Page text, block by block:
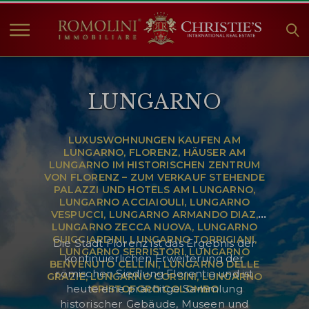
IMMOBILIEN ZUM
ANGEBOTE
UNTERNEHMEN
CHRISTIE'S
KONTAKT
Currency:
$ £
Sprache:
LUNGARNO
LUXUSWOHNUNGEN KAUFEN AM
LUNGARNO, FLORENZ, HÄUSER AM
LUNGARNO IM HISTORISCHEN ZENTRUM
VON FLORENZ – ZUM VERKAUF STEHENDE
PALAZZI UND HOTELS AM LUNGARNO,
LUNGARNO ACCIAIOULI, LUNGARNO
VESPUCCI, LUNGARNO ARMANDO DIAZ,
LUNGARNO ZECCA NUOVA, LUNGARNO
GUICCIARDINI, LUNGARNO TORRIGIANI,
LUNGARNO SERRISTORI, LUNGARNO
BENVENUTO CELLINI, LUNGARNO DELLE
GRAZIE, LUNGARNO CORSINI, LUNGARNO
CRISTOFORO COLOMBO
Die Stadt Florenz ist das Ergebnis der
kontinuierlichen Erweiterung der
römischen Siedlung Florentia und ist
heute eine prächitge Sammlung
historischer Gebäude, Museen und